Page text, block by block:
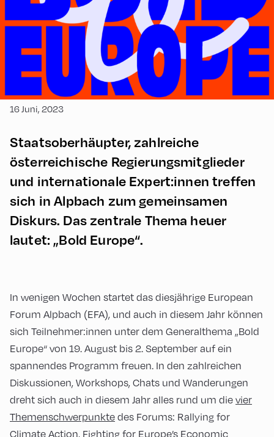
16 Juni, 2023
Staatsoberhäupter, zahlreiche
österreichische Regierungsmitglieder
und internationale Expert:innen treffen
sich in Alpbach zum gemeinsamen
Diskurs. Das zentrale Thema heuer
lautet: „Bold Europe“.
In wenigen Wochen startet das diesjährige European
Forum Alpbach (EFA), und auch in diesem Jahr können
sich Teilnehmer:innen unter dem Generalthema „Bold
Europe“ von 19. August bis 2. September auf ein
spannendes Programm freuen. In den zahlreichen
Diskussionen, Workshops, Chats und Wanderungen
dreht sich auch in diesem Jahr alles rund um dievier
Themenschwerpunktedes Forums: Rallying for
Climate Action, Fighting for Europe’s Economic